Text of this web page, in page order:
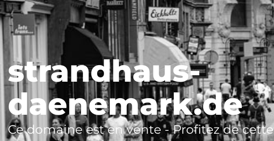
strandhaus-
daenemark.de
Ce domaine est en vente - Profitez de cette